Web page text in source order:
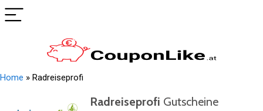
Home » Radreiseprofi
Radreiseprofi Gutscheine